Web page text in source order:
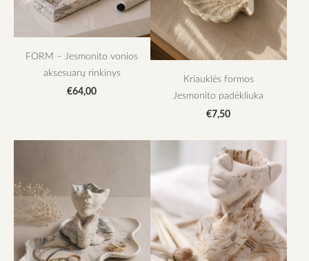
FORM – Jesmonito vonios
aksesuarų rinkinys
€64,00
Kriauklės formos
Jesmonito padėkliuka
€7,50